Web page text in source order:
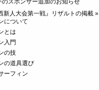
について
とは
入門
の技
の道具選び
ーフィン
のスポンサー追加のお知らせ
新人大会第一戦』リザルトの掲載»